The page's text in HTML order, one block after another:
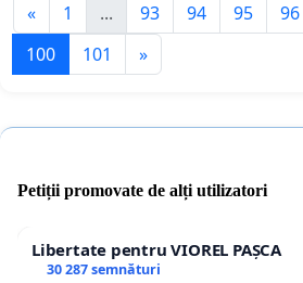
« 1 ... 93 94 95 96
100
101 »
Petiții promovate de alți utilizatori
Libertate pentru VIOREL PAȘCA
30 287 semnături